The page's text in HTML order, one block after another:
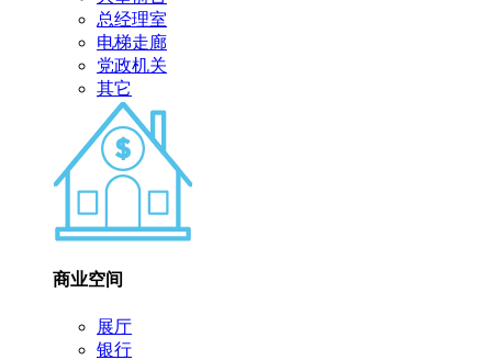
总经理室
电梯走廊
党政机关
其它
商业空间
展厅
银行